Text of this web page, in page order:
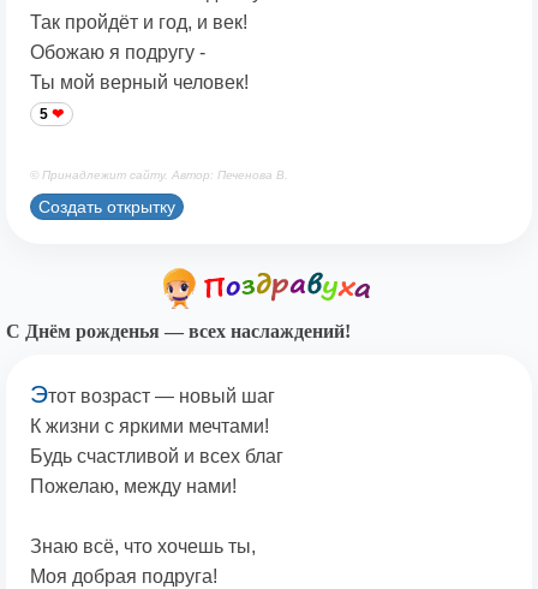
Так пройдёт и год, и век!
Обожаю я подругу -
Ты мой верный человек!
5
© Принадлежит сайту. Автор: Печенова В.
Создать открытку
С Днём рожденья — всех наслаждений!
Этот возраст — новый шаг
К жизни с яркими мечтами!
Будь счастливой и всех благ
Пожелаю, между нами!
Знаю всё, что хочешь ты,
Моя добрая подруга!